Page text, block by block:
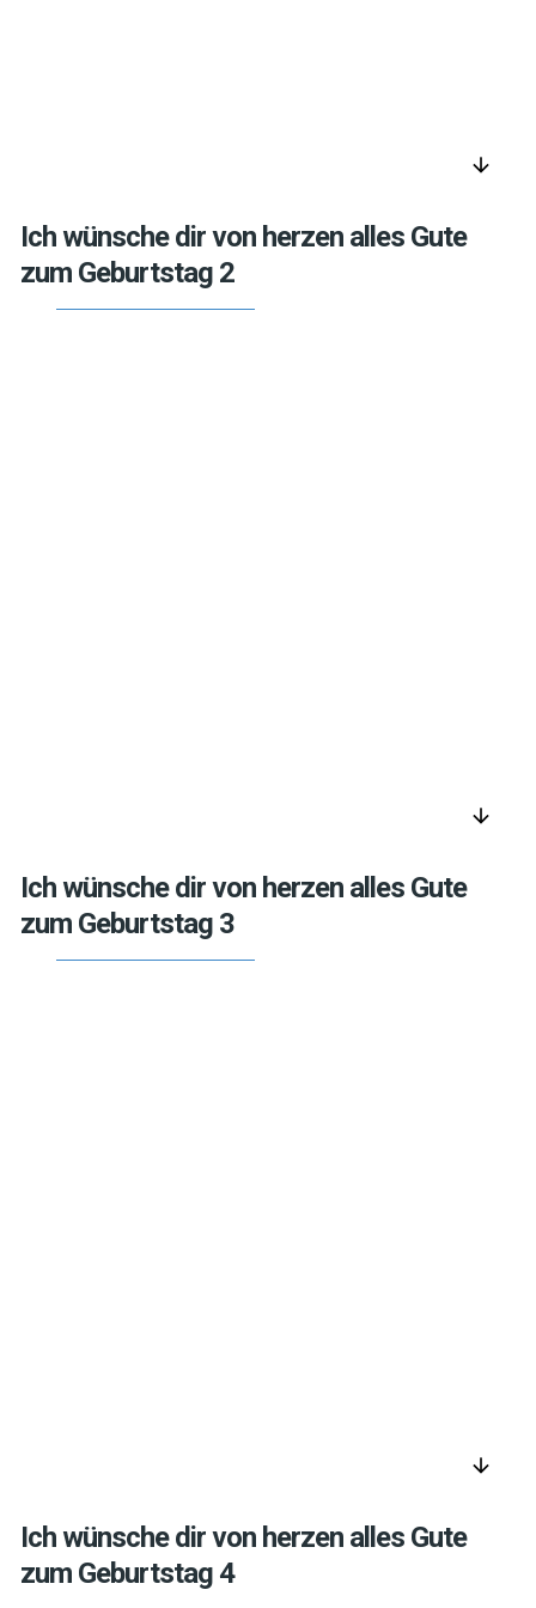
arrow_downward
Ich wünsche dir von herzen alles Gute
zum Geburtstag 2
arrow_downward
Ich wünsche dir von herzen alles Gute
zum Geburtstag 3
arrow_downward
Ich wünsche dir von herzen alles Gute
zum Geburtstag 4